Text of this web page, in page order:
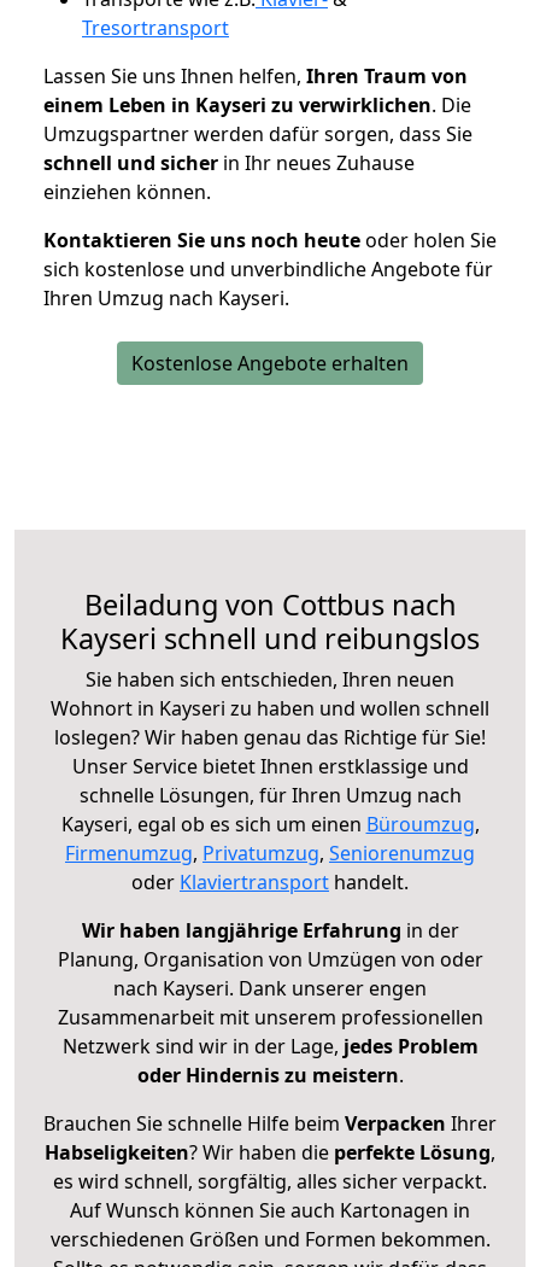
Tresortransport
Lassen Sie uns Ihnen helfen, Ihren Traum von
einem Leben in Kayseri zu verwirklichen. Die
Umzugspartner werden dafür sorgen, dass Sie
schnell und sicher in Ihr neues Zuhause
einziehen können.
Kontaktieren Sie uns noch heuteoder holen Sie
sich kostenlose und unverbindliche Angebote für
Ihren Umzug nach Kayseri.
Kostenlose Angebote erhalten
Beiladung von Cottbus nach
Kayseri schnell und reibungslos
Sie haben sich entschieden, Ihren neuen
Wohnort in Kayseri zu haben und wollen schnell
loslegen? Wir haben genau das Richtige für Sie!
Unser Service bietet Ihnen erstklassige und
schnelle Lösungen, für Ihren Umzug nach
Kayseri, egal ob es sich um einen Büroumzug,
Firmenumzug, Privatumzug, Seniorenumzug
oder Klaviertransport handelt.
Wir haben langjährige Erfahrung in der
Planung, Organisation von Umzügen von oder
nach Kayseri. Dank unserer engen
Zusammenarbeit mit unserem professionellen
Netzwerk sind wir in der Lage, jedes Problem
oder Hindernis zu meistern.
Brauchen Sie schnelle Hilfe beim Verpacken Ihrer
Habseligkeiten? Wir haben die perfekte Lösung,
es wird schnell, sorgfältig, alles sicher verpackt.
Auf Wunsch können Sie auch Kartonagen in
verschiedenen Größen und Formen bekommen.